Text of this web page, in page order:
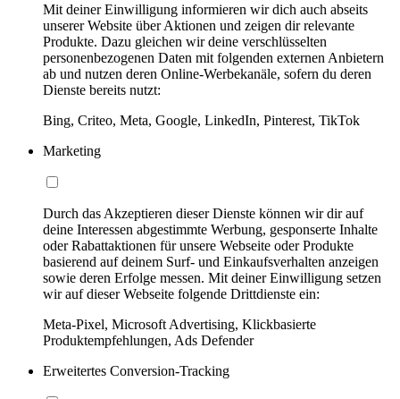
Mit deiner Einwilligung informieren wir dich auch abseits
unserer Website über Aktionen und zeigen dir relevante
Produkte. Dazu gleichen wir deine verschlüsselten
personenbezogenen Daten mit folgenden externen Anbietern
ab und nutzen deren Online-Werbekanäle, sofern du deren
Dienste bereits nutzt:
Bing, Criteo, Meta, Google, LinkedIn, Pinterest, TikTok
Marketing
Durch das Akzeptieren dieser Dienste können wir dir auf
deine Interessen abgestimmte Werbung, gesponserte Inhalte
oder Rabattaktionen für unsere Webseite oder Produkte
basierend auf deinem Surf- und Einkaufsverhalten anzeigen
sowie deren Erfolge messen. Mit deiner Einwilligung setzen
wir auf dieser Webseite folgende Drittdienste ein:
Meta-Pixel, Microsoft Advertising, Klickbasierte
Produktempfehlungen, Ads Defender
Erweitertes Conversion-Tracking